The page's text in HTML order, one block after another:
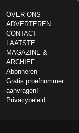
OVER ONS
ADVERTEREN
CONTACT
LAATSTE
MAGAZINE &
ARCHIEF
Abonneren
Gratis proefnummer
aanvragen!
Privacybeleid